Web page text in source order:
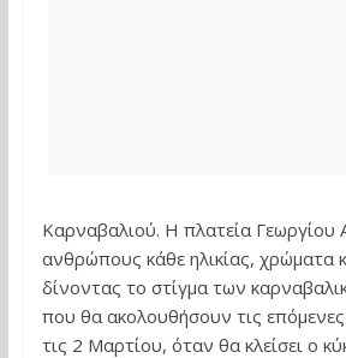
Καρναβαλιού. Η πλατεία Γεωργίου
ανθρώπους κάθε ηλικίας, χρώματα
δίνοντας το στίγμα των
που θα ακολουθήσουν τις επόμενες
τις 2 Μαρτίου, όταν θα κλείσει ο